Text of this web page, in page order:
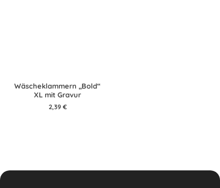
Wäscheklammern „Bold“
XL mit Gravur
2,39 €